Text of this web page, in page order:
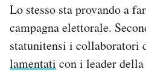
Lo stesso sta provando a
campagna elettorale.
statunitensi i collaboratori
lamentati con i leader